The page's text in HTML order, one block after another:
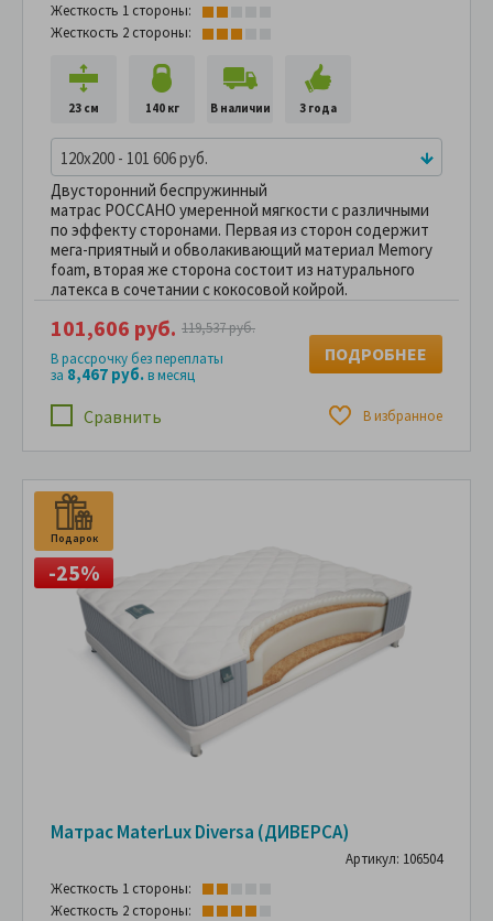
Жесткость 1 стороны:
Жесткость 2 стороны:
23 см 140 кг В наличии 3 года
120x200 - 101 606 руб.
Двусторонний беспружинный
матрас РОССАНО умеренной мягкости с различными
по эффекту сторонами. Первая из сторон содержит
мега-приятный и обволакивающий материал Memory
foam, вторая же сторона состоит из натурального
латекса в сочетании с кокосовой койрой.
Сравнить В избранное
101,606 руб. 119,537 руб.
В рассрочку без переплаты
за 8,467 руб.в месяц
ПОДРОБНЕЕ
Подарок
-25%
Матрас MaterLux Diversa (ДИВЕРСА)
Артикул: 106504
Жесткость 1 стороны:
Жесткость 2 стороны: